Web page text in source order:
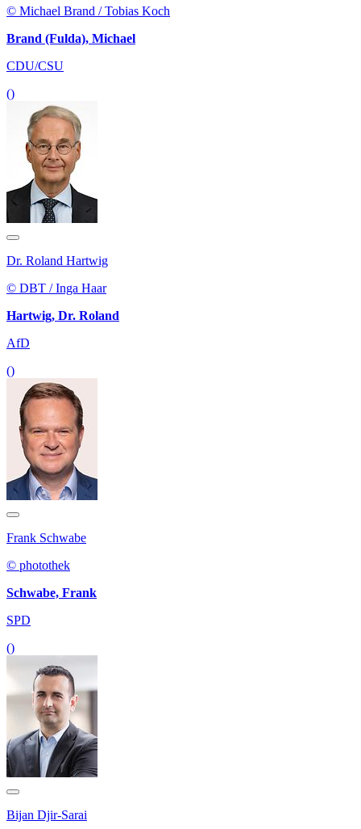
© Michael Brand / Tobias Koch
Brand (Fulda), Michael
CDU/CSU
()
Dr. Roland Hartwig
© DBT / Inga Haar
Hartwig, Dr. Roland
AfD
()
Frank Schwabe
© photothek
Schwabe, Frank
SPD
()
Bijan Djir-Sarai